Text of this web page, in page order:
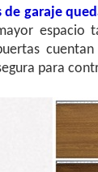
de garaje
para